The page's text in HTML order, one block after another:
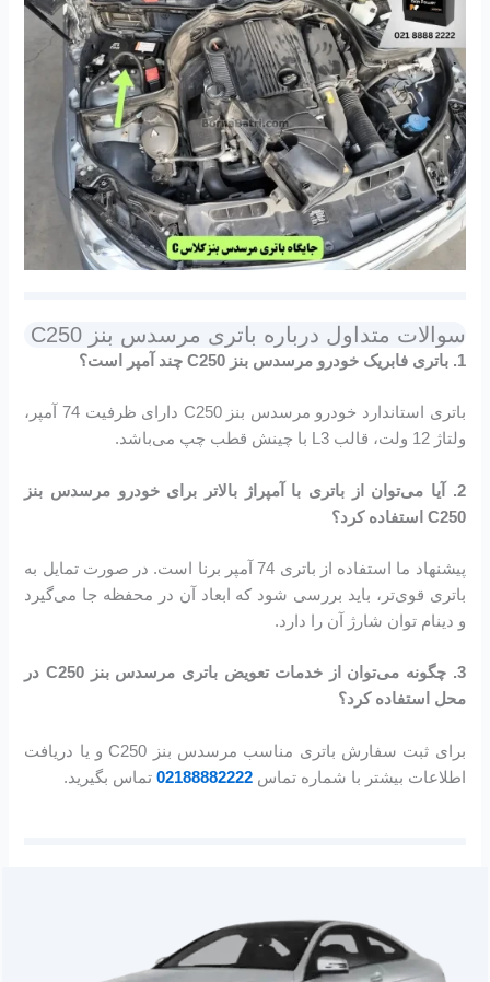
سوالات متداول درباره باتری مرسدس بنز C250
1. باتری فابریک خودرو مرسدس بنز C250 چند آمپر است؟
باتری استاندارد خودرو مرسدس بنز C250 دارای ظرفیت 74 آمپر،
ولتاژ 12 ولت، قالب L3 با چینش قطب چپ می‌باشد.
2. آیا می‌توان از باتری با آمپراژ بالاتر برای خودرو مرسدس بنز
C250 استفاده کرد؟
پیشنهاد ما استفاده از باتری 74 آمپر برنا است. در صورت تمایل به
باتری قوی‌تر، باید بررسی شود که ابعاد آن در محفظه جا می‌گیرد
و دینام توان شارژ آن را دارد.
3. چگونه می‌توان از خدمات تعویض باتری مرسدس بنز C250 در
محل استفاده کرد؟
برای ثبت سفارش باتری مناسب مرسدس بنز C250 و یا دریافت
اطلاعات بیشتر با شماره تماس02188882222 تماس بگیرید.